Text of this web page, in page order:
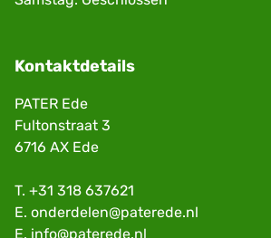
Kontaktdetails
PATER Ede
Fultonstraat 3
6716 AX Ede
T. +31 318 637621
E. onderdelen@paterede.nl
E. info@paterede.nl